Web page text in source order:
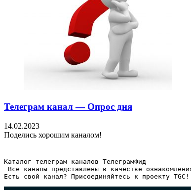
Телеграм канал — Опрос дня
14.02.2023
Поделись хорошим каналом!
Каталог телеграм каналов ТелеграмФид
Все каналы представлены в качестве
Есть свой канал? Присоединяйтесь к проекту